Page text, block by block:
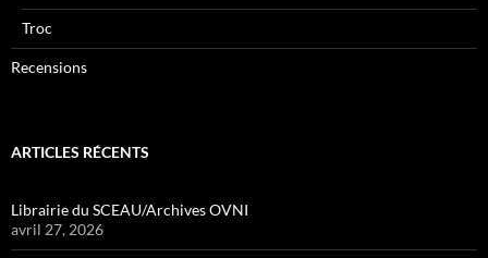
Troc
Recensions
ARTICLES RÉCENTS
Librairie du SCEAU/Archives OVNI
avril 27, 2026